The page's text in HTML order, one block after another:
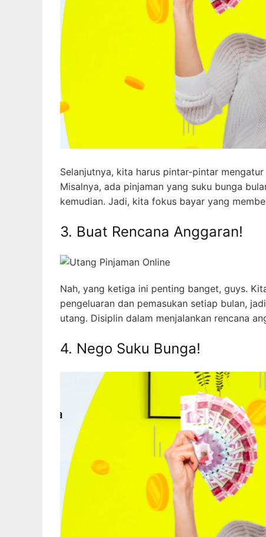
Selanjutnya, kita harus pintar-pintar
Misalnya, ada pinjaman yang suku bunga
kemudian. Jadi, kita fokus bayar yang
3. Buat Rencana Anggaran!
Nah, yang ketiga ini penting banget, guys.
pengeluaran dan pemasukan setiap bulan,
utang. Disiplin dalam menjalankan rencana
4. Nego Suku Bunga!